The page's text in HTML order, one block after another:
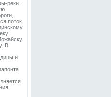
реки.
поток
В
и